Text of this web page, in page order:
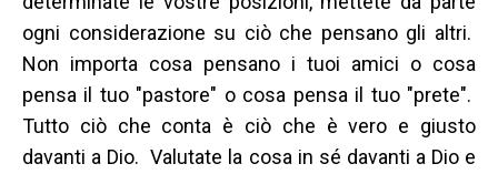
ogni considerazione su ciò che pensano gli altri.
Non importa cosa pensano i tuoi amici o cosa
pensa il tuo "pastore" o cosa pensa il tuo "prete".
Tutto ciò che conta è ciò che è vero e giusto
davanti a Dio. Valutate la cosa in sé davanti a Dio e